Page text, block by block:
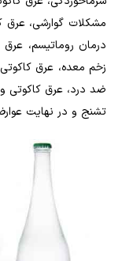
مشکلات گوارشی، عرق
درمان روماتیسم،
زخم معده، عرق
ضد درد، عرق
تشنج و در نهایت